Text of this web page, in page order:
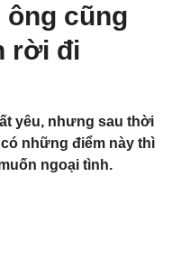
ông cũng
rời đi
yêu, nhưng sau thời
những điểm này thì
ngoại tình.